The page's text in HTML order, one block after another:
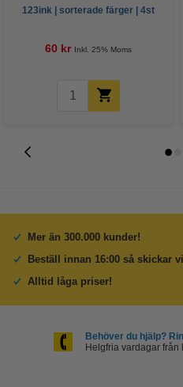
123ink | sorterade färger | 4st
60 kr Inkl. 25% Moms
Mer än 300.000 kunder!
Beställ innan 16:00 så skickar
Alltid låga priser!
Behöver du hjälp?
Helgfria vardagar från